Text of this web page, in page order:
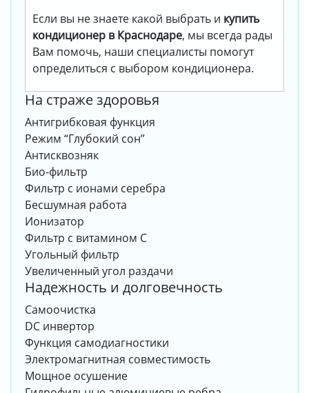
Если вы не знаете какой выбрать и купить
кондиционер в Краснодаре, мы всегда рады
Вам помочь, наши специалисты помогут
определиться с выбором кондиционера.
На страже здоровья
Антигрибковая функция
Режим “Глубокий сон”
Антисквозняк
Био-фильтр
Фильтр с ионами серебра
Бесшумная работа
Ионизатор
Фильтр с витамином С
Угольный фильтр
Увеличенный угол раздачи
Надежность и долговечность
Самоочистка
DC инвертор
Функция самодиагностики
Электромагнитная совместимость
Мощное осушение